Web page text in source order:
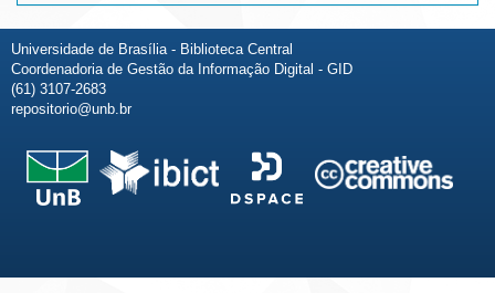
Universidade de Brasília - Biblioteca Central
Coordenadoria de Gestão da Informação Digital - GID
(61) 3107-2683
repositorio@unb.br